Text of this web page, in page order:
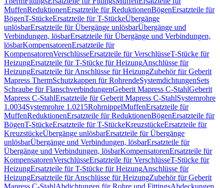
MuffenReduktionenErsatzteile für ReduktionenBögenErsatzteile für
BögenT-StückeErsatzteile für T-StückeÜbergänge
unlösbarErsatzteile für Übergänge unlösbarÜbergänge und
Verbindungen, lösbarErsatzteile für Übergänge und Verbindungen,
lösbarKompensatorenErsatzteile für
KompensatorenVerschlüsseErsatzteile für VerschlüsseT-Stücke für
HeizungErsatzteile für T-Stücke für HeizungAnschlüsse für
HeizungErsatzteile für Anschlüsse für HeizungZubehör für Geberit
Mapress ThermSchutzkappen für RohrendeSystemdichtungenSets
Schraube für FlanschverbindungenGeberit Mapress C-StahlGeberit
Mapress C-StahlErsatzteile für Geberit Mapress C-StahlSystemrohre
1.0034Systemrohre 1.0215RohrnippelMuffenErsatzteile für
MuffenReduktionenErsatzteile für ReduktionenBögenErsatzteile für
BögenT-StückeErsatzteile für T-StückeKreuzstückeErsatzteile für
KreuzstückeÜbergänge unlösbarErsatzteile für Übergänge
unlösbarÜbergänge und Verbindungen, lösbarErsatzteile für
Übergänge und Verbindungen, lösbarKompensatorenErsatzteile für
KompensatorenVerschlüsseErsatzteile für VerschlüsseT-Stücke für
HeizungErsatzteile für T-Stücke für HeizungAnschlüsse für
HeizungErsatzteile für Anschlüsse für HeizungZubehör für Geberit
Mapress C-StahlAbdichtungen für Rohre und FittingsAbdeckungen